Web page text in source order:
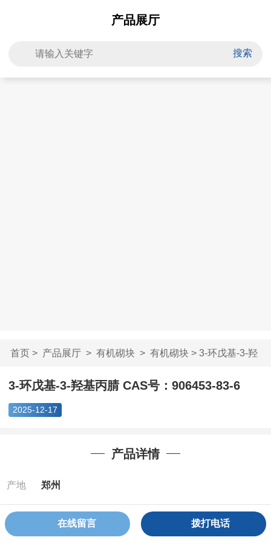
产品展厅
搜索
首页> 产品展厅> 有机砌块> 有机砌块> 3-环戊基-3-羟
基丙腈 CAS号...
3-环戊基-3-羟基丙腈 CAS号：906453-83-6
2025-12-17
产品详情
产地 郑州
Cas：
906453-
83-6在线留言 拨打电话